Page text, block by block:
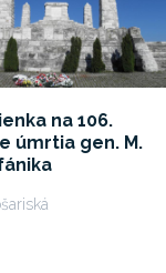
na 106.
úmrtia gen. M.